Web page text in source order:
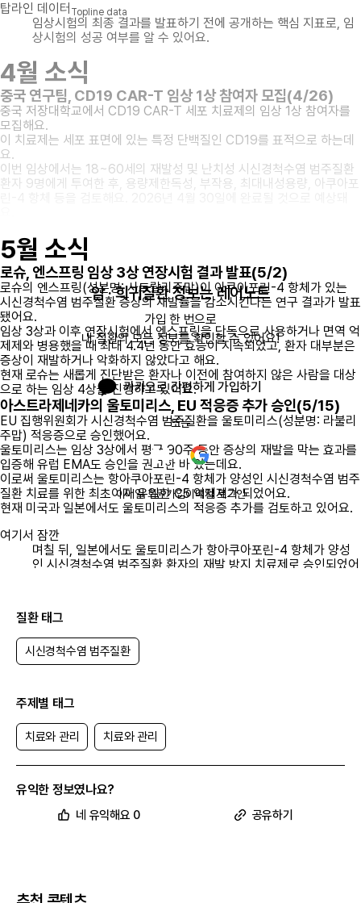
탑라인 데이터 Topline data
임상시험의 최종 결과를 발표하기 전에 공개하는 핵심 지표로, 임
상시험의 성공 여부를 알 수 있어요.
4월 소식
중국 연구팀, CD19 CAR-T 임상 1상 참여자 모집(4/26)
중국 저장대학교에서 CD19 CAR-T 세포 치료제의 임상 1상 참여자를
모집해요.
이 치료제는 세포 표면에 있는 특정 단백질인 CD19를 표적으로 하는데
요.
이번 임상에서는 18~60세의 재발성 및 난치성 시신경척수염 범주질환
환자 9명에게 투여한 후, 용량제한독성, 부작용, 최대내성용량, 아쿠아포
5월 소식
로슈, 엔스프링 임상 3상 연장시험 결과 발표(5/2)
로슈의 엔스프링(성분명: 사트랄리주맙)이 아쿠아포린-4 항체가 있는
시신경척수염 범주질환 증상의 재발률을 감소시킨다는 연구 결과가 발표
됐어요.
임상 3상과 이후 연장시험에서 엔스프링을 단독으로 사용하거나 면역 억
제제와 병용했을 때 최대 4.4년 동안 효능이 지속되었고, 환자 대부분은
증상이 재발하거나 악화하지 않았다고 해요.
현재 로슈는 새롭게 진단받은 환자나 이전에 참여하지 않은 사람을 대상
으로 하는 임상 4상을 진행하고 있어요.
아스트라제네카의 울토미리스, EU 적응증 추가 승인(5/15)
EU 집행위원회가 시신경척수염 범주질환을 울토미리스(성분명: 라불리
주맙) 적응증으로 승인했어요.
울토미리스는 임상 3상에서 평균 90주 동안 증상의 재발을 막는 효과를
입증해 유럽 EMA도 승인을 권고한 바 있는데요.
이로써 울토미리스는 항아쿠아포린-4 항체가 양성인 시신경척수염 범주
질환 치료를 위한 최초이자 유일한 C5 억제제가 되었어요.
현재 미국과 일본에서도 울토미리스의 적응증 추가를 검토하고 있어요.
여기서 잠깐
며칠 뒤, 일본에서도 울토미리스가 항아쿠아포린-4 항체가 양성
인 시신경척수염 범주질환 환자의 재발 방지 치료제로 승인되었어
이뮨앱스, 미국에서 IM-101 임상 1상 진행 중(5/17)
이뮨앱스가 시신경척수염 범주질환, 중증 근무력증 등을 적응증으로 하
는 IM-101을 개발하고 있어요.
IM-101은 전임상에서 솔리리스(성분명: 에쿨리주맙)나 울토미리스(성
분명: 라불리주맙)보다 C5의 활성을 더욱 효과적으로 억제했는데요. 기
선택지가 될 것으로 기대돼요.
현재 미국에서 임상 1상이 진행 중이며, 올해 말에 안전성, 내약성에 대한
결과가 나올 예정이에요.
삼성바이오에피스의 에피스클리, 유럽위원회 품목허가 획득
획득했어요.
바이오시밀러로, 시신경척수염 범주질환, 발작성 야간 혈색소뇨증 등 치
암 · 희귀질환 정보는 레어노트
가입 한 번으로
내 질환의 모든 정보를 확인할 수 있어요!
카카오로 간편하게 가입하기
또는
이메일 회원가입이메일 로그인
질환 태그
시신경척수염 범주질환
주제별 태그
치료와 관리 치료와 관리
유익한 정보였나요?
네 유익해요 0 공유하기